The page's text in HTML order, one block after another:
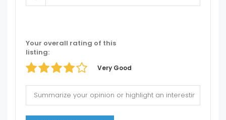
Your overall rating of this
listing:
Very Good